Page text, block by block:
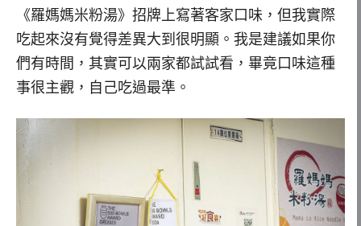
《羅媽媽米粉湯》招牌上寫著客家口味，但我實際
吃起來沒有覺得差異大到很明顯。我是建議如果你
們有時間，其實可以兩家都試試看，畢竟口味這種
事很主觀，自己吃過最準。